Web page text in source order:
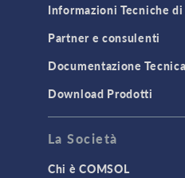
Informazioni Tecniche di
Partner e consulenti
Documentazione Tecnica
Download Prodotti
La Società
Chi è COMSOL